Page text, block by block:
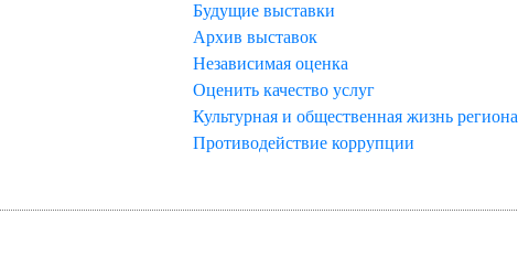
Будущие выставки
Архив выставок
Независимая оценка
Оценить качество услуг
Культурная и общественная жизнь региона
Противодействие коррупции